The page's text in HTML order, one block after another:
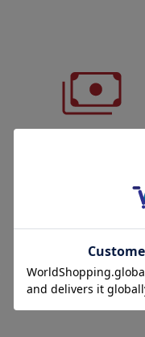
お支払い
クレジット、
AmazonPay、銀